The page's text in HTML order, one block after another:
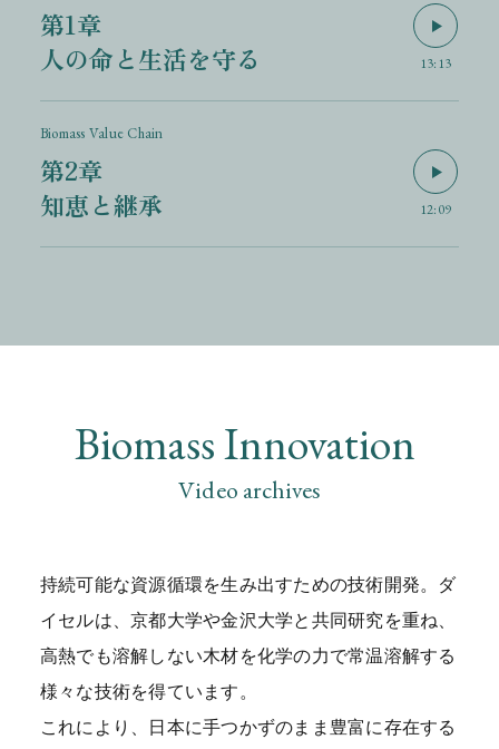
いとは言えません。そしてピープルにおいても、ま
ずものづくりに関わる人が「世の中に良いものを提
供できるんだ」という誇りと自信を持てること。こ
れがとても大切です。
そもそも日本の国土の約7割が森林です。しかも高
温多湿で雨が多いから森林の再生力もとても強いの
っている。その木を環境に負荷をかけない技術で丸
ごと溶かすことで使えるようになれば、放置されて
いる森の再生になりますし、新しい木を植林するた
の自然植生である広葉樹の森に戻せば山の保水力は
飛躍的に上がり、土砂災害の起きにくい強い土壌に
戻すこともできる。
我々企業としては儲からなきゃいけないんですけれ
第1章
人の命と生活を守る
13:13
Biomass Value Chain
第2章
知恵と継承
12:09
Biomass Innovation
Video archives
持続可能な資源循環を生み出すための技術開発。ダ
イセルは、京都大学や金沢大学と共同研究を重ね、
高熱でも溶解しない木材を化学の力で常温溶解する
様々な技術を得ています。
これにより、日本に手つかずのまま豊富に存在する